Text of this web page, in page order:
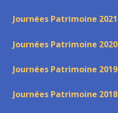
Journées Patrimoine 2021
Journées Patrimoine 2020
Journées Patrimoine 2019
Journées Patrimoine 2018